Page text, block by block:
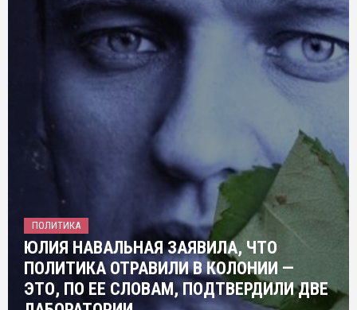
ПОЛИТИКА
ЮЛИЯ НАВАЛЬНАЯ ЗАЯВИЛА, ЧТО
ПОЛИТИКА ОТРАВИЛИ В КОЛОНИИ —
ЭТО, ПО ЕЕ СЛОВАМ, ПОДТВЕРДИЛИ ДВЕ